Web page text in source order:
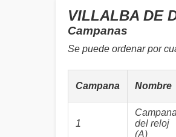
VILLALBA DE
Campanas
Se puede ordenar por
Campana Nombre
1
Campana
del reloj
(A)